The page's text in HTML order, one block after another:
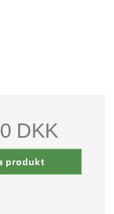
DKK
produkt